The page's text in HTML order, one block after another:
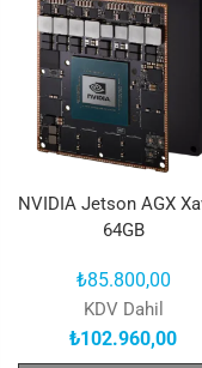
NVIDIA Jetson AGX
64GB
₺85.800,00
KDV Dahil
₺102.960,00